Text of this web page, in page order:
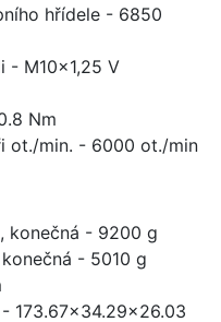
hřídele - 6850
- M10x1,25 V
Nm
ot./min. - 6000 ot./min
konečná - 9200 g
- 5010 g
173.67x34.29x26.03